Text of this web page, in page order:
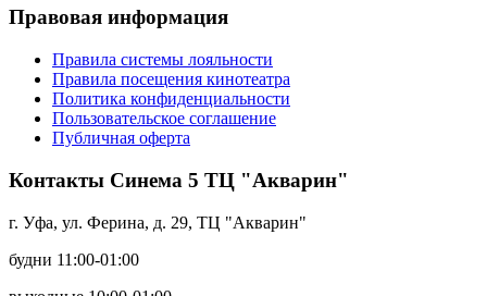
Правовая информация
Правила системы лояльности
Правила посещения кинотеатра
Политика конфиденциальности
Пользовательское соглашение
Публичная оферта
Контакты Синема 5 ТЦ "Акварин"
г. Уфа, ул. Ферина, д. 29, ТЦ "Акварин"
будни 11:00-01:00